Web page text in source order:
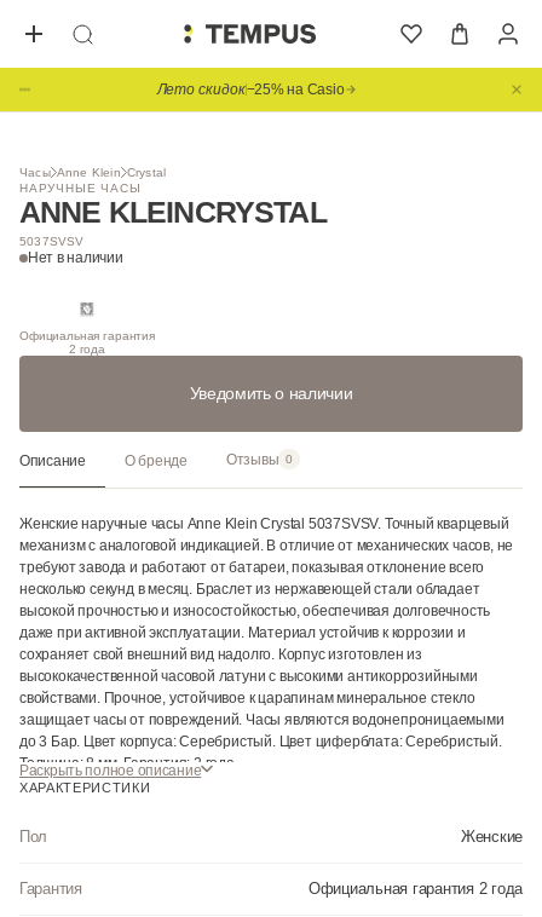
Лето скидок−25% на Casio
Часы Anne Klein Crystal
НАРУЧНЫЕ ЧАСЫ
ANNE KLEINCRYSTAL
5037SVSV
Нет в наличии
НОВИНКА
1/ 3
Официальная гарантия
2 года
Уведомить о наличии
Описание О бренде Отзывы 0
Женские наручные часы Anne Klein Crystal 5037SVSV. Точный кварцевый
механизм с аналоговой индикацией. В отличие от механических часов, не
требуют завода и работают от батареи, показывая отклонение всего
несколько секунд в месяц. Браслет из нержавеющей стали обладает
высокой прочностью и износостойкостью, обеспечивая долговечность
даже при активной эксплуатации. Материал устойчив к коррозии и
сохраняет свой внешний вид надолго. Корпус изготовлен из
высококачественной часовой латуни с высокими антикоррозийными
свойствами. Прочное, устойчивое к царапинам минеральное стекло
защищает часы от повреждений. Часы являются водонепроницаемыми
до 3 Бар. Цвет корпуса: Серебристый. Цвет циферблата: Серебристый.
Толщина: 8 мм. Гарантия: 2 года.
Раскрыть полное описание
ХАРАКТЕРИСТИКИ
Пол Женские
Гарантия Официальная гарантия 2 года